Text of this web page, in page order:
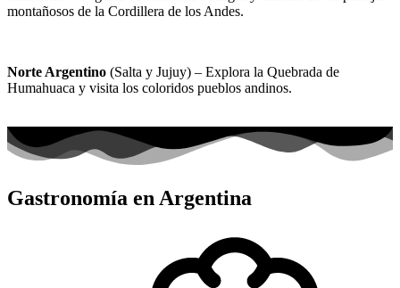
montañosos de la Cordillera de los Andes.
Norte Argentino (Salta y Jujuy) – Explora la Quebrada de
Humahuaca y visita los coloridos pueblos andinos.
Gastronomía en Argentina